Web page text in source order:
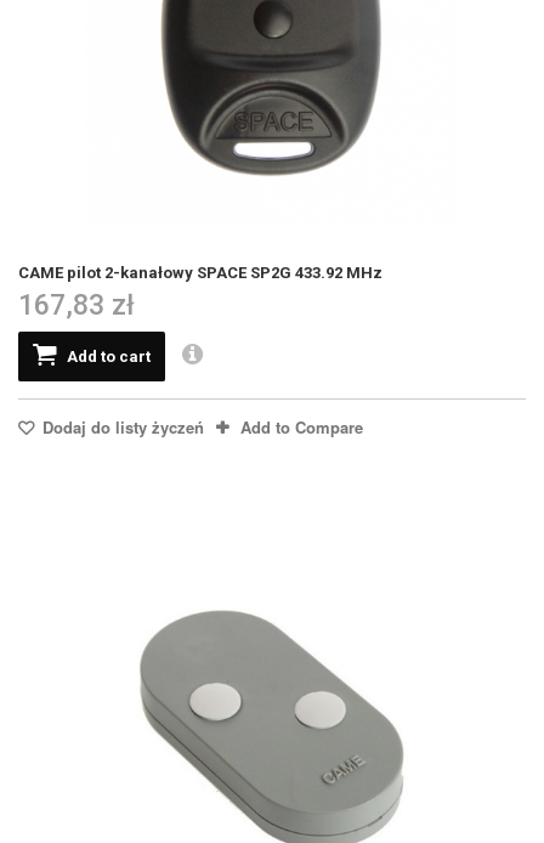
CAME pilot 2-kanałowy SPACE SP2G 433.92 MHz
167,83 zł
Add to cart
Dodaj do listy życzeń Add to Compare